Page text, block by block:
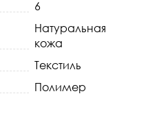
6
Натуральная
кожа
Текстиль
Полимер